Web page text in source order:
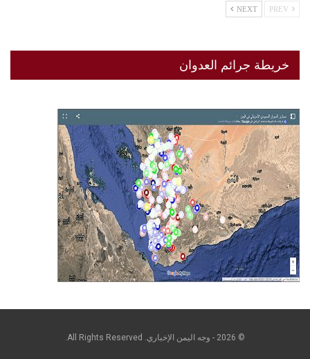
NEXT
خريطة جرائم العدوان
© 2026 - وجه اليمن الإخباري. All Rights Reserved.